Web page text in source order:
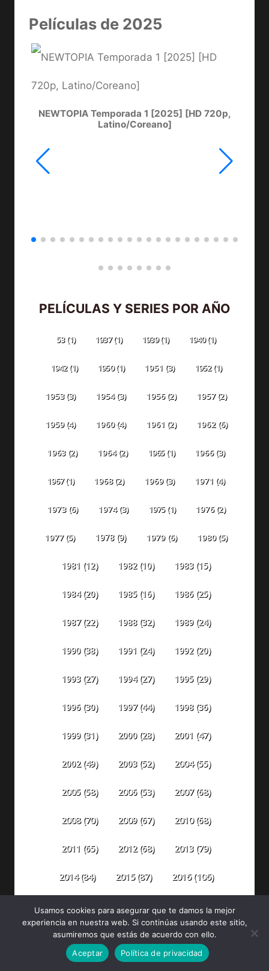
Películas de 2025
NEWTOPIA Temporada 1 [2025] [HD 720p,
Latino/Coreano]
PELÍCULAS Y SERIES POR AÑO
53(1) 1937(1) 1939(1) 1940(1)
1942(1) 1950(1) 1951 (3) 1952(1)
1953(3) 1954(3) 1956(2) 1957(2)
1959(4) 1960(4) 1961 (2) 1962(6)
1963 (2) 1964(2) 1965(1) 1966(3)
1967(1) 1968(2) 1969(3) 1971 (4)
1973(6) 1974(3) 1975(1) 1976(2)
1977(5) 1978(9) 1979(6) 1980(5)
1981 (12) 1982(10) 1983(15)
1984(20) 1985(16) 1986(25)
1987(22) 1988(32) 1989(24)
1990(38) 1991 (24) 1992(20)
1993(27) 1994(27) 1995(29)
1996(30) 1997(44) 1998(36)
1999(31) 2000(28) 2001 (47)
2002(49) 2003(52) 2004(55)
2005(58) 2006(53) 2007(68)
2008(70) 2009(67) 2010(68)
2011 (65) 2012(68) 2013(79)
2014(84) 2015(87) 2016(106)
(110) 2019 (186)
2020(299) 2021(492) 2022 (398)
2023(304) 2024(315) 2025(330)
Usamos cookies para asegurar que te damos la mejor
experiencia en nuestra web. Si continúas usando este sitio,
asumiremos que estás de acuerdo con ello.
Aceptar
Política de privacidad